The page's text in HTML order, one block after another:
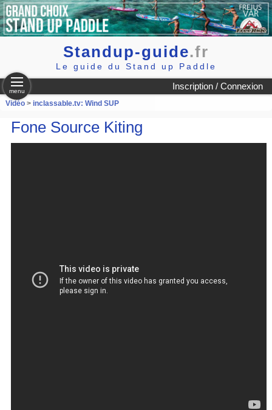
Standup-guide.fr
Le guide du Stand up Paddle
Inscription / Connexion
menu
Vidéo> inclassable.tv: Wind SUP
Fone Source Kiting